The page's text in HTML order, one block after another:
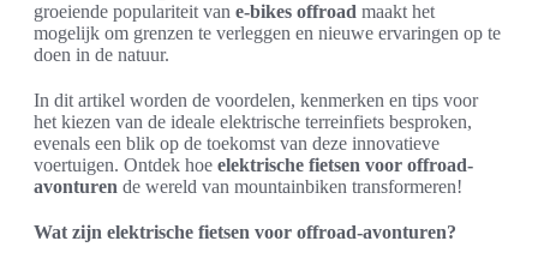
groeiende populariteit van e-bikes offroad maakt het
mogelijk om grenzen te verleggen en nieuwe ervaringen op te
doen in de natuur.
In dit artikel worden de voordelen, kenmerken en tips voor
het kiezen van de ideale elektrische terreinfiets besproken,
evenals een blik op de toekomst van deze innovatieve
voertuigen. Ontdek hoe elektrische fietsen voor offroad-
avonturen de wereld van mountainbiken transformeren!
Wat zijn elektrische fietsen voor offroad-avonturen?